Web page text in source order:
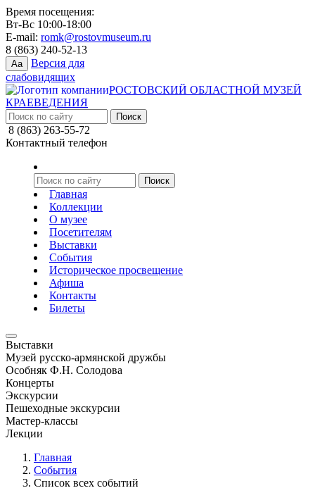
Время посещения:
Вт-Вс 10:00-18:00
E-mail: romk@rostovmuseum.ru
8 (863) 240-52-13
Aa
Версия для
слабовидящих
РОСТОВСКИЙ ОБЛАСТНОЙ МУЗЕЙ
КРАЕВЕДЕНИЯ
8 (863) 263-55-72
Контактный телефон
Главная
Коллекции
О музее
Посетителям
Выставки
События
Историческое просвещение
Афиша
Контакты
Билеты
Выставки
Музей русско-армянской дружбы
Особняк Ф.Н. Солодова
Концерты
Экскурсии
Пешеходные экскурсии
Мастер-классы
Лекции
Главная
События
Список всех событий